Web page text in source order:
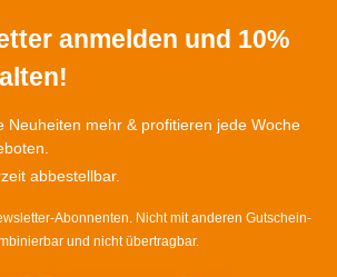
anmelden und 10%
Neuheiten mehr & profitieren jede Woche
abbestellbar.
Abonnenten. Nicht mit anderen Gutschein-
und nicht übertragbar.